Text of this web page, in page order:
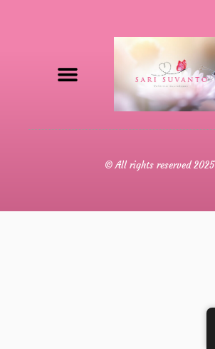
© All rights reserved 2025